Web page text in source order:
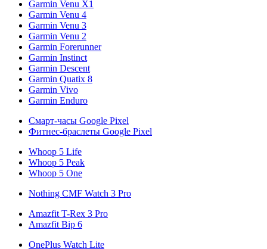
Garmin Venu X1
Garmin Venu 4
Garmin Venu 3
Garmin Venu 2
Garmin Forerunner
Garmin Instinct
Garmin Descent
Garmin Quatix 8
Garmin Vivo
Garmin Enduro
Смарт-часы Google Pixel
Фитнес-браслеты Google Pixel
Whoop 5 Life
Whoop 5 Peak
Whoop 5 One
Nothing CMF Watch 3 Pro
Amazfit T-Rex 3 Pro
Amazfit Bip 6
OnePlus Watch Lite